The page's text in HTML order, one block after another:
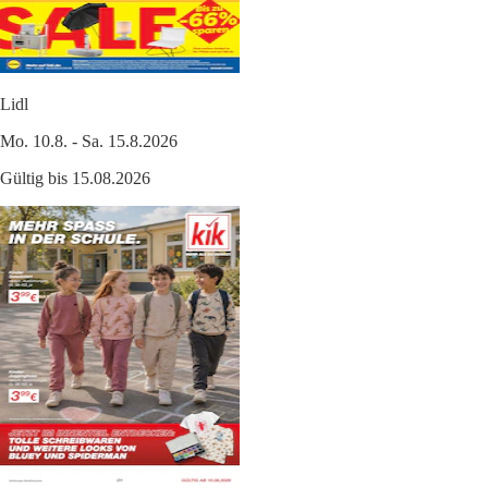
Lidl
Mo. 10.8. - Sa. 15.8.2026
Gültig bis 15.08.2026